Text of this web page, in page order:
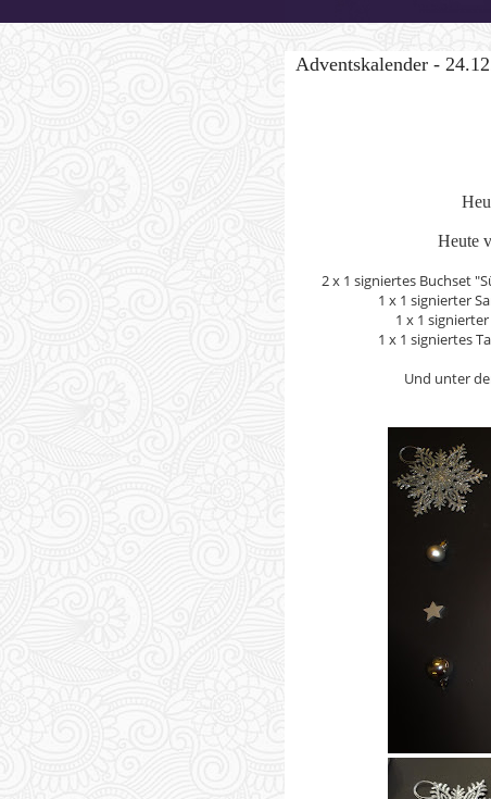
Adventskalender -
Heute
2 x 1 signiertes Buchset
1 x 1 signierter
1 x 1
1 x 1 signiertes
Und unter